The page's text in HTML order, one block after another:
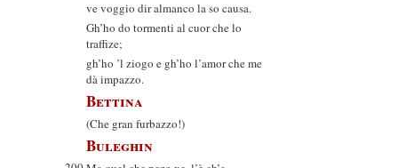
ve voggio dir almanco la so causa.
Gh’ho do tormenti al cuor che lo
traffize;
gh’ho ’l ziogo e gh’ho l’amor che me
dà impazzo.
Bettina
(Che gran furbazzo!)
Buleghin